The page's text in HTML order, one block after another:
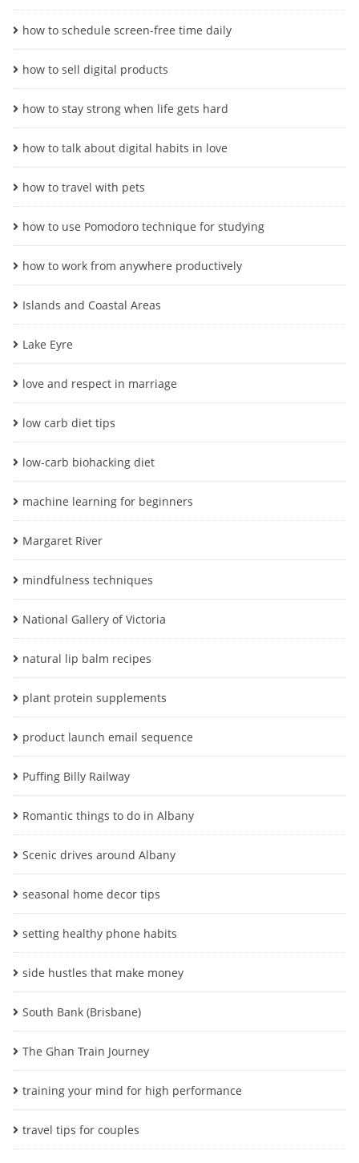
how to schedule screen-free time daily
how to sell digital products
how to stay strong when life gets hard
how to talk about digital habits in love
how to travel with pets
how to use Pomodoro technique for studying
how to work from anywhere productively
Islands and Coastal Areas
Lake Eyre
love and respect in marriage
low carb diet tips
low-carb biohacking diet
machine learning for beginners
Margaret River
mindfulness techniques
National Gallery of Victoria
natural lip balm recipes
plant protein supplements
product launch email sequence
Puffing Billy Railway
Romantic things to do in Albany
Scenic drives around Albany
seasonal home decor tips
setting healthy phone habits
side hustles that make money
South Bank (Brisbane)
The Ghan Train Journey
training your mind for high performance
travel tips for couples